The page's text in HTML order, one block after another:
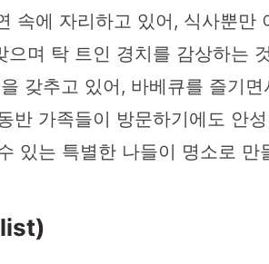
속에 자리하고 있어, 식사뿐
며 탁 트인 경치를 감상하는
갖추고 있어, 바베큐를 즐기
반 가족들이 방문하기에도 안
있는 특별한 나들이 명소로 만